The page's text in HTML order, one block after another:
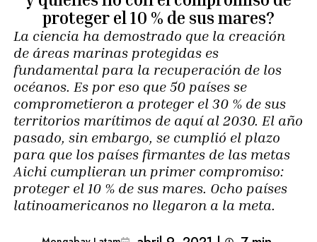
proteger el 10 % de sus mares?
La ciencia ha demostrado que la creación
de áreas marinas protegidas es
fundamental para la recuperación de los
océanos. Es por eso que 50 países se
comprometieron a proteger el 30 % de sus
territorios marítimos de aquí al 2030. El año
pasado, sin embargo, se cumplió el plazo
para que los países firmantes de las metas
Aichi cumplieran un primer compromiso:
proteger el 10 % de sus mares. Ocho países
latinoamericanos no llegaron a la meta.